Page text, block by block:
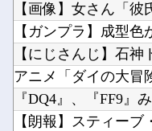
【にじさんじ】石